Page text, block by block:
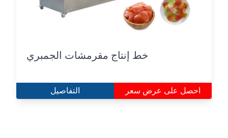
خط إنتاج مقرمشات الجمبري
التفاصيل احصل على عرض سعر